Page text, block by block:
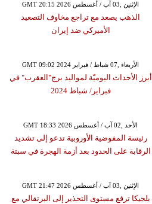
GMT 20:15 2026 الإثنين ,03 آب / أغسطس
الذهب يصعد مع تراجع مخاوف التصعيد
الأميركي ضد إيران
GMT 09:02 2024 الأربعاء ,07 شباط / فبراير
أبرز الأحداث اليوميّة لمواليد برج"العقرب" في
فبراير/ شباط 2024
GMT 18:33 2026 الأحد ,02 آب / أغسطس
رئيسة المفوضية الأوروبية تدعو إلى تشديد
الرقابة على الحدود بعد أزمة الهجرة في سبتة
GMT 21:47 2026 الإثنين ,03 آب / أغسطس
بلجيكا ترفع مستوى التحذير إلى البرتقالي مع